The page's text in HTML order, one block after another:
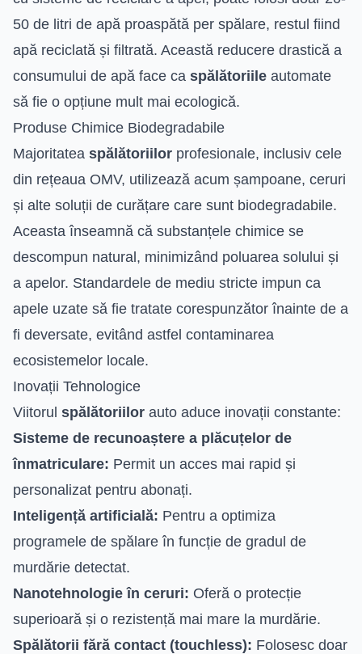
50 de litri de apă proaspătă per spălare, restul fiind
apă reciclată și filtrată. Această reducere drastică a
consumului de apă face ca spălătoriile automate
să fie o opțiune mult mai ecologică.
Produse Chimice Biodegradabile
Majoritatea spălătoriilor profesionale, inclusiv cele
din rețeaua OMV, utilizează acum șampoane, ceruri
și alte soluții de curățare care sunt biodegradabile.
Aceasta înseamnă că substanțele chimice se
descompun natural, minimizând poluarea solului și
a apelor. Standardele de mediu stricte impun ca
apele uzate să fie tratate corespunzător înainte de a
fi deversate, evitând astfel contaminarea
ecosistemelor locale.
Inovații Tehnologice
Viitorul spălătoriilor auto aduce inovații constante:
Sisteme de recunoaștere a plăcuțelor de
înmatriculare: Permit un acces mai rapid și
personalizat pentru abonați.
Inteligență artificială: Pentru a optimiza
programele de spălare în funcție de gradul de
murdărie detectat.
Nanotehnologie în ceruri: Oferă o protecție
superioară și o rezistență mai mare la murdărie.
Spălătorii fără contact (touchless): Folosesc doar